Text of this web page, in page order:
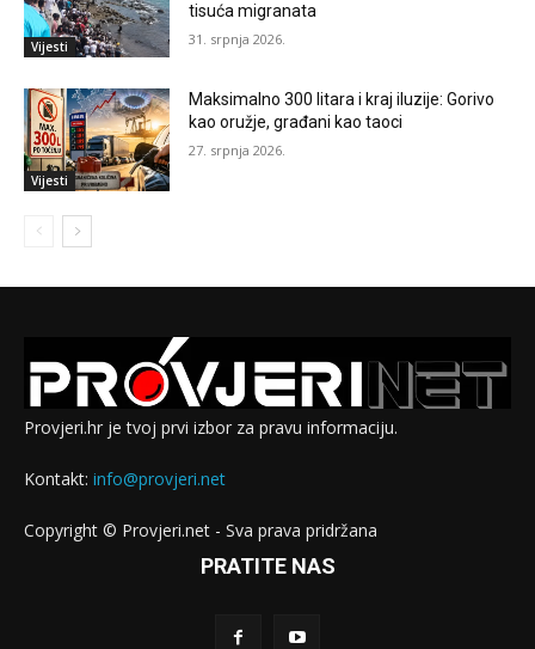
Vijesti
tisuća migranata
31. srpnja 2026.
Vijesti
Maksimalno 300 litara i kraj iluzije: Gorivo
kao oružje, građani kao taoci
27. srpnja 2026.
Provjeri.hr je tvoj prvi izbor za pravu informaciju.
Kontakt: info@provjeri.net
Copyright © Provjeri.net - Sva prava pridržana
PRATITE NAS